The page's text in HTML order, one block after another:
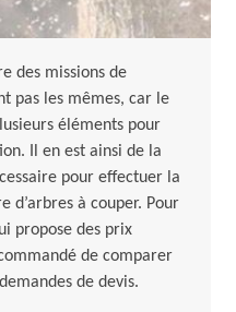
des missions de
pas les mêmes, car le
éléments pour
Il en est ainsi de la
pour effectuer la
d’arbres à couper. Pour
propose des prix
de comparer
de devis.